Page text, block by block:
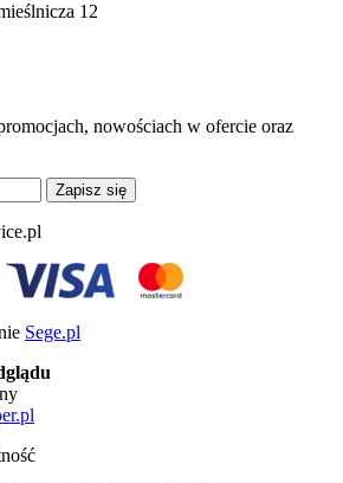
12
nowościach w ofercie oraz
Zapisz się
Sege.pl